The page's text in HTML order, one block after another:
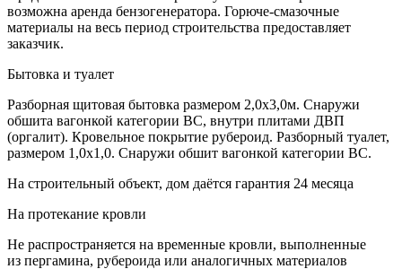
возможна аренда бензогенератора. Горюче-смазочные
материалы на весь период строительства предоставляет
заказчик.
Бытовка и туалет
Разборная щитовая бытовка размером 2,0х3,0м. Снаружи
обшита вагонкой категории ВС, внутри плитами ДВП
(оргалит). Кровельное покрытие рубероид. Разборный туалет,
размером 1,0х1,0. Снаружи обшит вагонкой категории ВС.
На строительный объект, дом даётся гарантия 24 месяца
На протекание кровли
Не распространяется на временные кровли, выполненные
из пергамина, рубероида или аналогичных материалов